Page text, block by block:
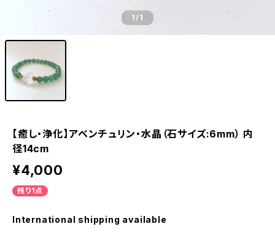
1/1
【癒し・浄化】アベンチュリン・水晶（石サイズ:6mm） 内
径14cm
¥4,000
残り1点
International shipping available